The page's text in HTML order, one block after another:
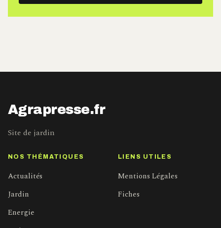
mail
Agrapresse.fr
Site de jardin
NOS THÉMATIQUES
Actualités
Jardin
Energie
LIENS UTILES
Mentions Légales
Fiches